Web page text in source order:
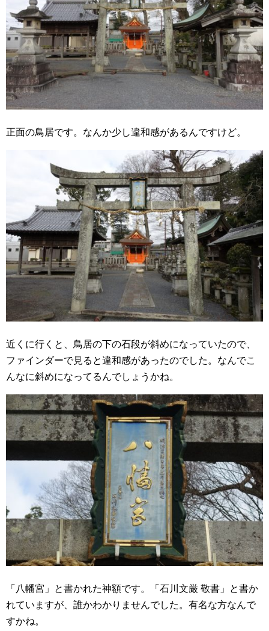
正面の鳥居です。なんか少し違和感があるんですけど。
近くに行くと、鳥居の下の石段が斜めになっていたので、
ファインダーで見ると違和感があったのでした。なんでこ
んなに斜めになってるんでしょうかね。
「八幡宮」と書かれた神額です。「石川文厳 敬書」と書か
れていますが、誰かわかりませんでした。有名な方なんで
すかね。